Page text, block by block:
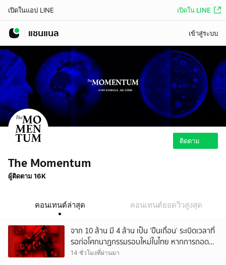
เปิดในแอป LINE เปิดใน LINE
แชนแนล เข้าสู่ระบบ
ติดตาม
The Momentum
ผู้ติดตาม 16K
คอนเทนต์ล่าสุด คอนเทนต์ยอดวิวสูงสุด
จาก 10 ล้าน มี 4 ล้าน เป็น ‘ปืนเถื่อน’ ระเบิดเวลาที่
รอก่อโศกนาฏกรรมรอบใหม่ในไทย หากการถอดบท
เรียนของรัฐเป็นเพียง ‘ลมปาก’
14 ชั่วโมงที่ผ่านมา